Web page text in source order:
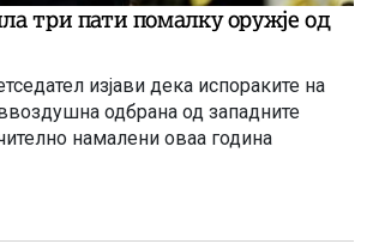
три пати помалку оружје од
изјави дека испораките на
одбрана од западните
намалени оваа година